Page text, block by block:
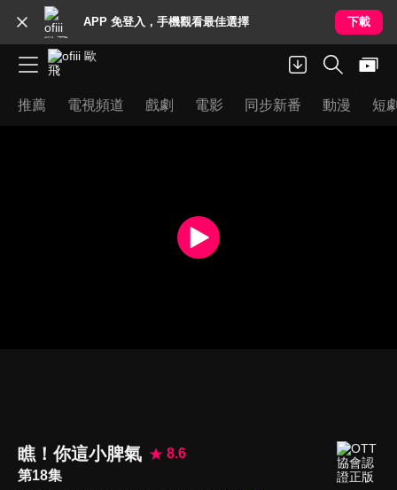
APP 免登入，手機觀看最佳選擇 下載
推薦 電視頻道 戲劇 電影 同步新番 動漫 短
瞧！你這小脾氣
8.6
第18集